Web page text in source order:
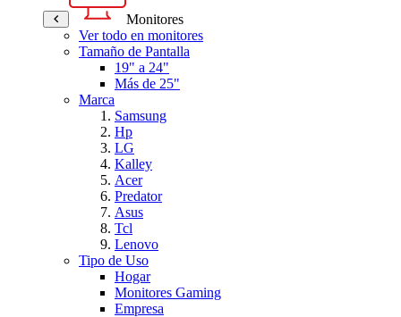
Monitores
Ver todo en monitores
Tamaño de Pantalla
19" a 24"
Más de 25"
Marca
Samsung
Hp
LG
Kalley
Acer
Predator
Asus
Tcl
Lenovo
Tipo de Uso
Hogar
Monitores Gaming
Empresa